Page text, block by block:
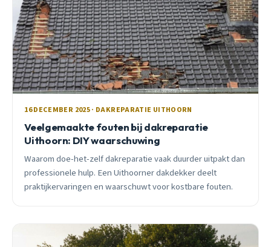
16 DECEMBER 2025 · DAKREPARATIE UITHOORN
Veelgemaakte fouten bij dakreparatie
Uithoorn: DIY waarschuwing
Waarom doe-het-zelf dakreparatie vaak duurder uitpakt dan
professionele hulp. Een Uithoorner dakdekker deelt
praktijkervaringen en waarschuwt voor kostbare fouten.